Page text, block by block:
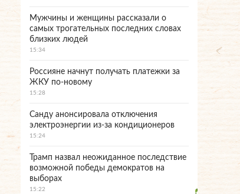
Мужчины и женщины рассказали о
самых трогательных последних словах
близких людей
15:34
Россияне начнут получать платежки за
ЖКУ по-новому
15:28
Санду анонсировала отключения
электроэнергии из-за кондиционеров
15:24
Трамп назвал неожиданное последствие
возможной победы демократов на
выборах
15:22